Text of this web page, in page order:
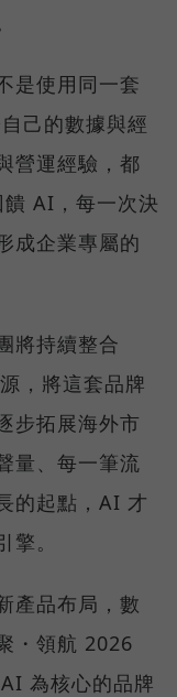
是使用同一套
己的數據與經
營運經驗，都
AI，每一次決
成企業專屬的
將持續整合
，將這套品牌
步拓展海外市
量、每一筆流
的起點，AI 才
。
產品布局，數
・領航 2026
為核心的品牌